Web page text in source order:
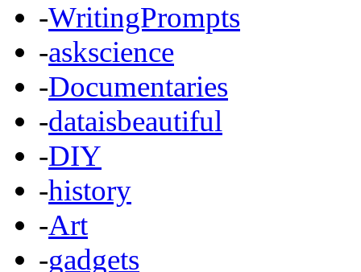
-WritingPrompts
-askscience
-Documentaries
-dataisbeautiful
-DIY
-history
-Art
-gadgets